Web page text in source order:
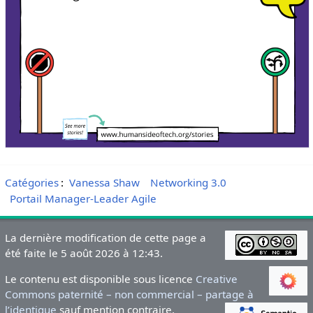
Catégories: Vanessa Shaw
Networking 3.0
Portail Manager-Leader Agile
La dernière modification de cette page a
été faite le 5 août 2026 à 12:43.
Le contenu est disponible sous licence Creative
Commons paternité – non commercial – partage à
l’identique sauf mention contraire.